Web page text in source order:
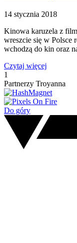
14 stycznia 2018
Kinowa karuzela z
wreszcie się w Polsce
wchodzą do kin oraz
Czytaj więcej
1
Partnerzy Troyanna
Do góry